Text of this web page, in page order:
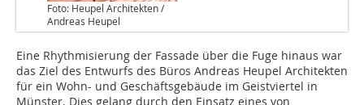
Foto: Heupel Architekten /
Andreas Heupel
Eine Rhythmisierung der Fassade über die Fuge hinaus war
das Ziel des Entwurfs des Büros Andreas Heupel Architekten
für ein Wohn- und Geschäftsgebäude im Geistviertel in
Münster. Dies gelang durch den Einsatz eines von